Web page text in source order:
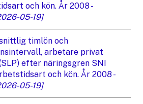
och kön. År 2008 -
05-19]
timlön och
arbetare privat
efter näringsgren SNI
och kön. År 2008 -
05-19]